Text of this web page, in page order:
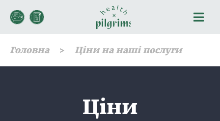
Головна Ціни на наші послуги
Ціни